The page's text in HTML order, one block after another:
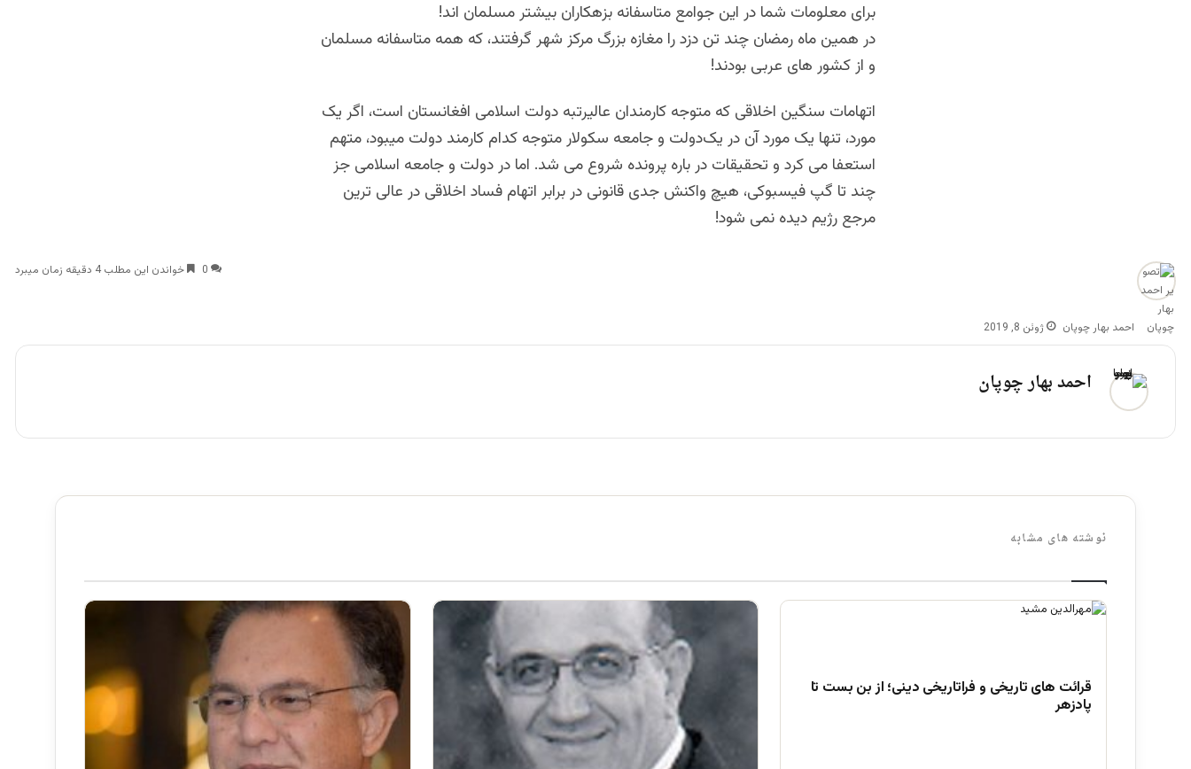
برای معلومات شما در این جوامع متاسفانه بزهکاران بیشتر مسلمان اند!
در همین ماه رمضان چند تن دزد را مغازه بزرگ مرکز شهر گرفتند، که همه متاسفانه مسلمان
و از کشور های عربی بودند!
اتهامات سنگین اخلاقی که متوجه کارمندان عالیرتبه دولت اسلامی افغانستان است، اگر یک
مورد، تنها یک مورد آن در یک‌دولت و جامعه سکولار متوجه کدام کارمند دولت میبود، متهم
استعفا می کرد و تحقیقات در باره پرونده شروع می شد. اما در دولت و جامعه اسلامی جز
چند تا گپ فیسبوکی، هیچ واکنش جدی قانونی در برابر اتهام فساد اخلاقی در عالی ترین
مرجع رژیم دیده نمی شود!
احمد بهار چوپان ژوئن 8, 2019
0 خواندن این مطلب 4 دقیقه زمان میبرد
احمد بهار چوپان
نوشته های مشابه
قرائت های تاریخی و فراتاریخی دینی؛ از بن بست تا
پادزهر